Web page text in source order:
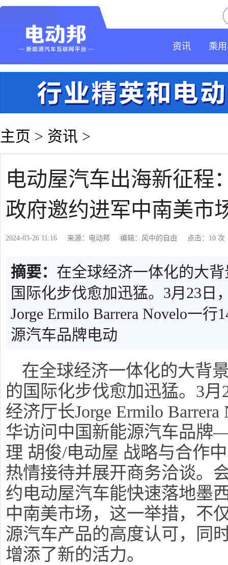
资讯 乘
主页 > 资讯 >
电动屋汽车出海新征程
政府邀约进军中南美市
2024-03-26 11:16 来源：电动邦 编辑：风中的自由 点击：10 次
摘要： 在全球经济一体化的大
国际化步伐愈加迅猛。3月23日
Jorge Ermilo Barrera Novelo一
源汽车品牌电动
在全球经济一体化的大背
的国际化步伐愈加迅猛。3
经济厅长Jorge Ermilo
华访问中国新能源汽车品牌
理 胡俊/电动屋 战略与合作
热情接待并展开商务洽谈。
约电动屋汽车能快速落地墨
中南美市场，这一举措，不
源汽车产品的高度认可，同
增添了新的活力。